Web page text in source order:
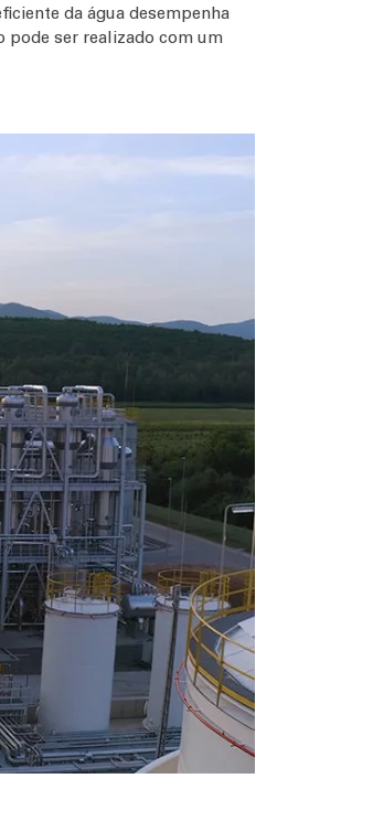
da água desempenha
ser realizado com um